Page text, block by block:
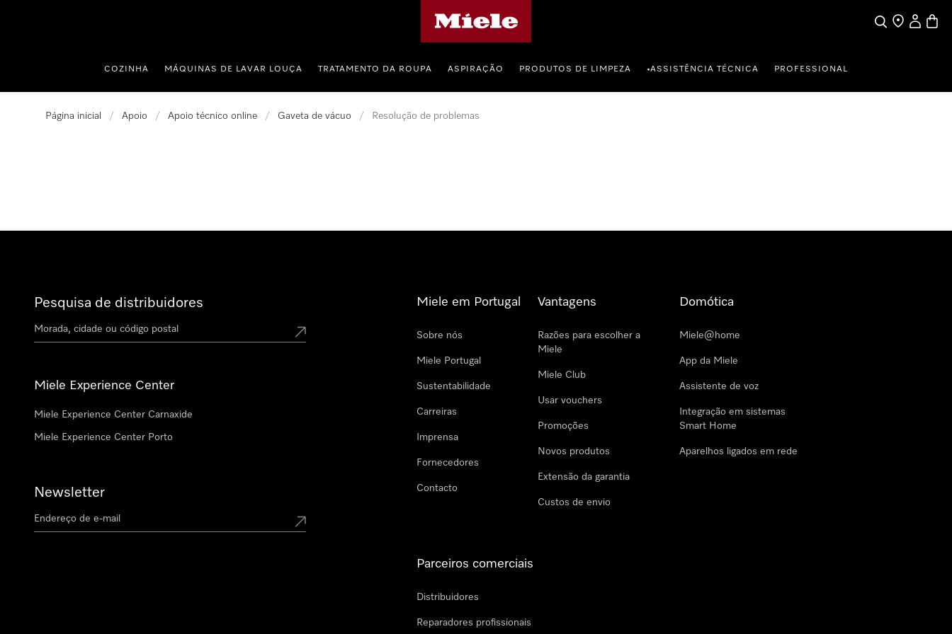
PesquisaEncontrar loja
A minha
COZINHA MÁQUINAS DE LAVAR LOUÇA TRATAMENTO DA ROUPA ASPIRAÇÃO PRODUTOS DE LIMPEZA •ASSISTÊNCIA TÉCNICA PROFESSIONAL
Página inicial / Apoio / Apoio técnico online / Gaveta de vácuo / Resolução de problemas
Pesquisa de distribuidores
Miele Experience Center
Miele Experience Center Carnaxide
Miele Experience Center Porto
Newsletter
Miele em Portugal
Sobre nós
Miele Portugal
Sustentabilidade
Carreiras
Imprensa
Fornecedores
Contacto
Vantagens
Razões para escolher a
Miele
Miele Club
Usar vouchers
Promoções
Novos produtos
Extensão da garantia
Custos de envio
Domótica
Miele@home
App da Miele
Assistente de voz
Integração em sistemas
Smart Home
Aparelhos ligados em rede
Parceiros comerciais
Distribuidores
Reparadores profissionais